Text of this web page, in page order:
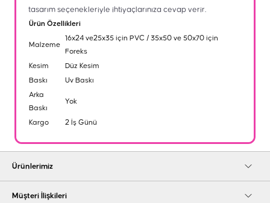
tasarım seçenekleriyle ihtiyaçlarınıza cevap verir.
Ürün Özellikleri
Malzeme
16x24 ve25x35 için PVC / 35x50 ve 50x70 için
Foreks
Kesim
Düz Kesim
Baskı
Uv Baskı
Arka
Baskı
Yok
Kargo 2 İş Günü
Ürünlerimiz
Müşteri İlişkileri